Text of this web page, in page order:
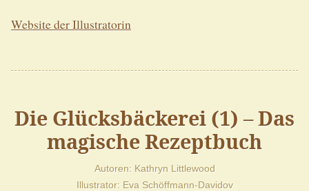
Website der Illustratorin
Die Glücksbäckerei (1) – Das
magische Rezeptbuch
Autoren Kathryn Littlewood
Illustrator Eva Schöffmann-Davidov